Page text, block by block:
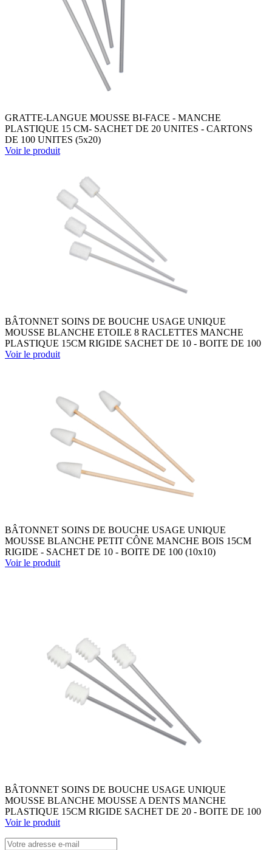
GRATTE-LANGUE MOUSSE BI-FACE - MANCHE
PLASTIQUE 15 CM- SACHET DE 20 UNITES - CARTONS
DE 100 UNITES (5x20)
Voir le produit
BÂTONNET SOINS DE BOUCHE USAGE UNIQUE
MOUSSE BLANCHE ETOILE 8 RACLETTES MANCHE
PLASTIQUE 15CM RIGIDE SACHET DE 10 - BOITE DE 100
Voir le produit
BÂTONNET SOINS DE BOUCHE USAGE UNIQUE
MOUSSE BLANCHE PETIT CÔNE MANCHE BOIS 15CM
RIGIDE - SACHET DE 10 - BOITE DE 100 (10x10)
Voir le produit
BÂTONNET SOINS DE BOUCHE USAGE UNIQUE
MOUSSE BLANCHE MOUSSE A DENTS MANCHE
PLASTIQUE 15CM RIGIDE SACHET DE 20 - BOITE DE 100
Voir le produit